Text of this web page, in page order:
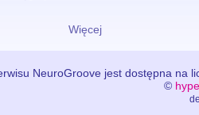
Więcej
NeuroGroove jest dostępna na
©